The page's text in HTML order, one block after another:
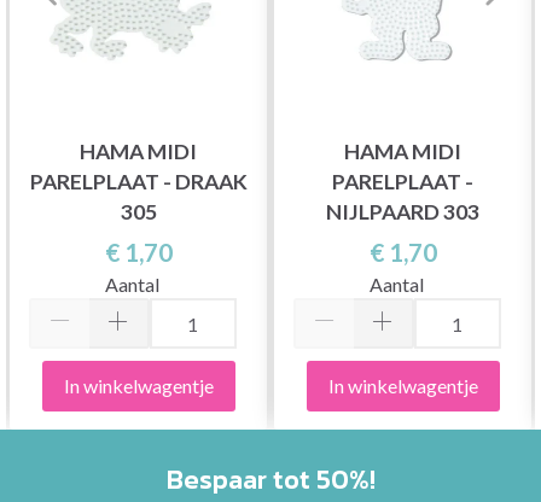
HAMA MIDI
PARELPLAAT - DRAAK
305
€ 1,70
Aantal
In winkelwagentje
HAMA MIDI
PARELPLAAT -
NIJLPAARD 303
€ 1,70
Aantal
In winkelwagentje
Bespaar tot 50%!